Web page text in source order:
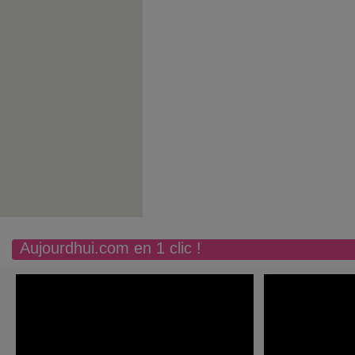
Aujourdhui.com en 1 clic !